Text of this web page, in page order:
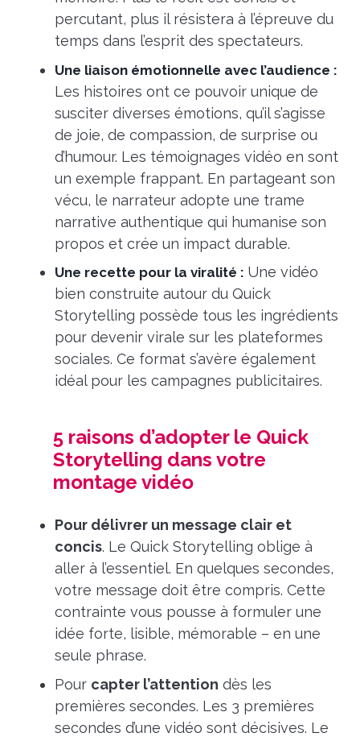
percutant, plus il résistera à l’épreuve du
temps dans l’esprit des spectateurs.
Une liaison émotionnelle avec l’audience :
Les histoires ont ce pouvoir unique de
susciter diverses émotions, qu’il s’agisse
de joie, de compassion, de surprise ou
d’humour. Les témoignages vidéo en sont
un exemple frappant. En partageant son
vécu, le narrateur adopte une trame
narrative authentique qui humanise son
propos et crée un impact durable.
Une recette pour la viralité : Une vidéo
bien construite autour du Quick
Storytelling possède tous les ingrédients
pour devenir virale sur les plateformes
sociales. Ce format s’avère également
idéal pour les campagnes publicitaires.
5 raisons d’adopter le Quick
Storytelling dans votre
montage vidéo
Pour délivrer un message clair et
concis. Le Quick Storytelling oblige à
aller à l’essentiel. En quelques secondes,
votre message doit être compris. Cette
contrainte vous pousse à formuler une
idée forte, lisible, mémorable – en une
seule phrase.
Pour capter l’attention dès les
premières secondes. Les 3 premières
secondes d’une vidéo sont décisives. Le